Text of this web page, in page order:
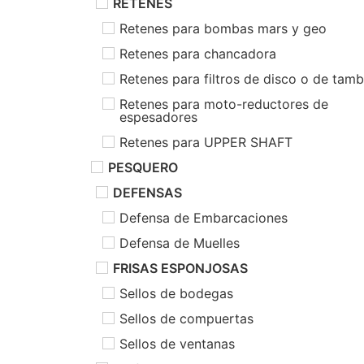
RETENES
Retenes para bombas mars y geo
Retenes para chancadora
Retenes para filtros de disco o de
Retenes para moto-reductores de
espesadores
Retenes para UPPER SHAFT
PESQUERO
DEFENSAS
Defensa de Embarcaciones
Defensa de Muelles
FRISAS ESPONJOSAS
Sellos de bodegas
Sellos de compuertas
Sellos de ventanas